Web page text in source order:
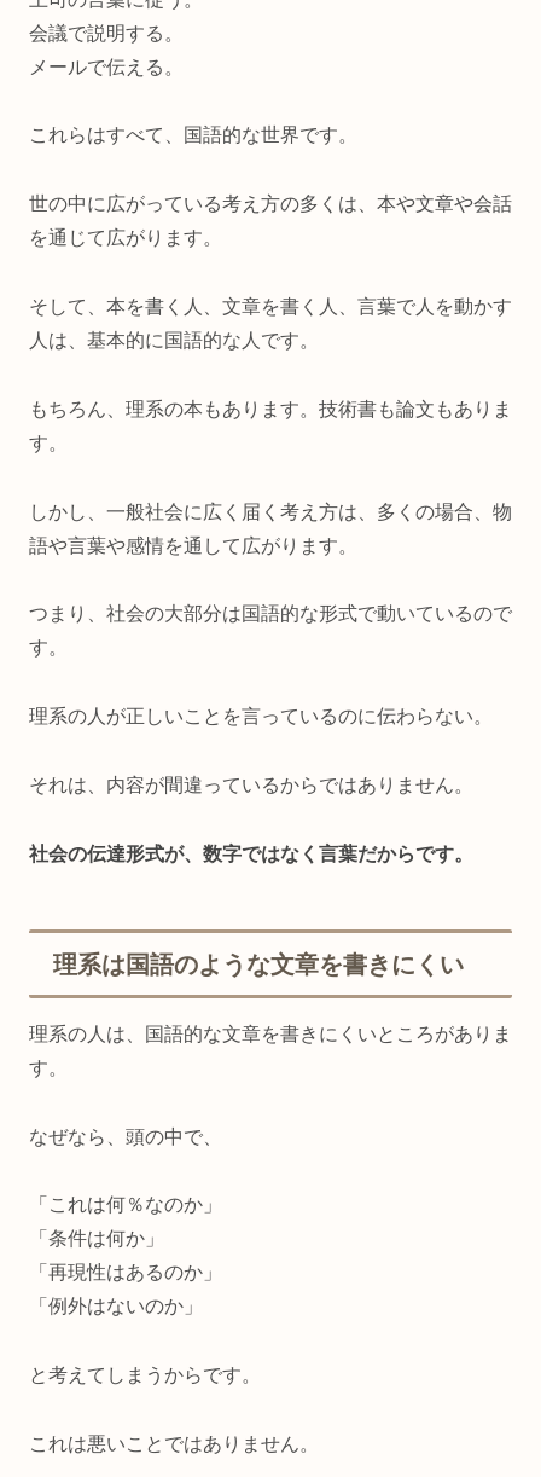
会議で説明する。
メールで伝える。
これらはすべて、国語的な世界です。
世の中に広がっている考え方の多くは、本や文章や会話
を通じて広がります。
そして、本を書く人、文章を書く人、言葉で人を動かす
人は、基本的に国語的な人です。
もちろん、理系の本もあります。技術書も論文もありま
す。
しかし、一般社会に広く届く考え方は、多くの場合、物
語や言葉や感情を通して広がります。
つまり、社会の大部分は国語的な形式で動いているので
す。
理系の人が正しいことを言っているのに伝わらない。
それは、内容が間違っているからではありません。
社会の伝達形式が、数字ではなく言葉だからです。
理系は国語のような文章を書きにくい
理系の人は、国語的な文章を書きにくいところがありま
す。
なぜなら、頭の中で、
「これは何％なのか」
「条件は何か」
「再現性はあるのか」
「例外はないのか」
と考えてしまうからです。
これは悪いことではありません。